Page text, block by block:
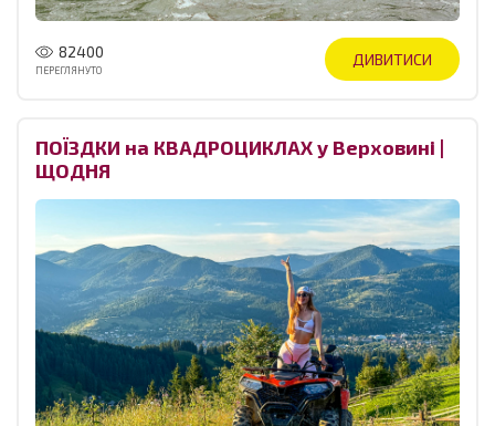
82400
ПЕРЕГЛЯНУТО
ДИВИТИСИ
ПОЇЗДКИ на КВАДРОЦИКЛАХ у Верховині |
ЩОДНЯ